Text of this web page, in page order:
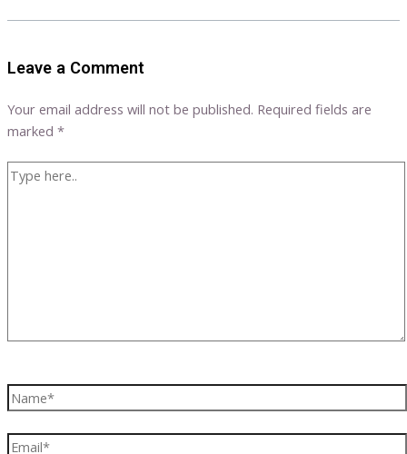
Leave a Comment
Your email address will not be published. Required fields are
marked *
Type
Name*
Email*